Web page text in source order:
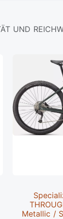
UND
Metallic /